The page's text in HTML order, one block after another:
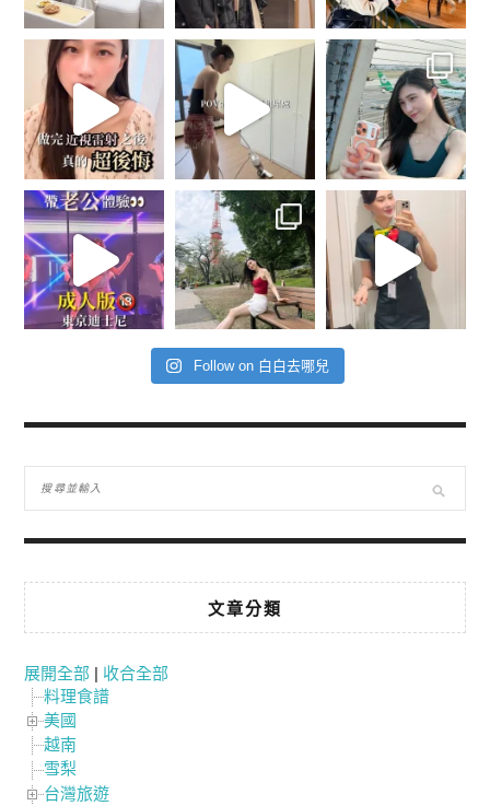
Follow on 白白去哪兒
文章分類
展開全部 | 收合全部
料理食譜
美國
越南
雪梨
台灣旅遊